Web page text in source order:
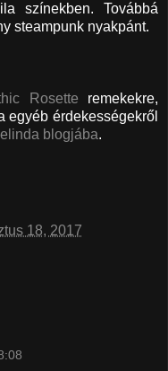
színekben. Továbbá
steampunk nyakpánt.
Rosette remekekre,
egyéb érdekességekről
blogjába.
18, 2017